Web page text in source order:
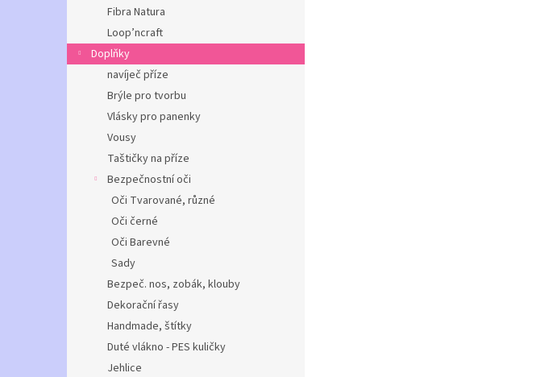
Fibra Natura
Loop’ncraft
Doplňky
navíječ příze
Brýle pro tvorbu
Vlásky pro panenky
Vousy
Taštičky na příze
Bezpečnostní oči
Oči Tvarované, různé
Oči černé
Oči Barevné
Sady
Bezpeč. nos, zobák, klouby
Dekorační řasy
Handmade, štítky
Duté vlákno - PES kuličky
Jehlice